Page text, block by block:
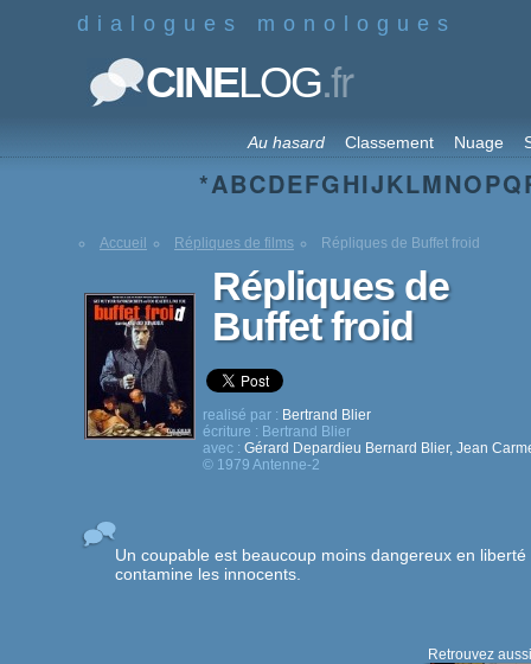
dialogues monologues
CINELOG.fr
Au hasard Classement Nuage
*ABCDEFGHIJKLMNOPQ
Accueil Répliques de films Répliques de Buffet froid
Répliques de
Buffet froid
realisé par : Bertrand Blier
écriture : Bertrand Blier
avec : Gérard Depardieu Bernard Blier, Jean
© 1979 Antenne-2
Un coupable est beaucoup moins dangereux en
contamine les innocents.
Retrouvez